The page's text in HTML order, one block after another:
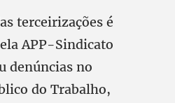
terceirizações é
APP-Sindicato
denúncias no
do Trabalho,